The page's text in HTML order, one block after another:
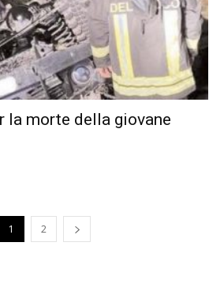
la morte della giovane
1 2